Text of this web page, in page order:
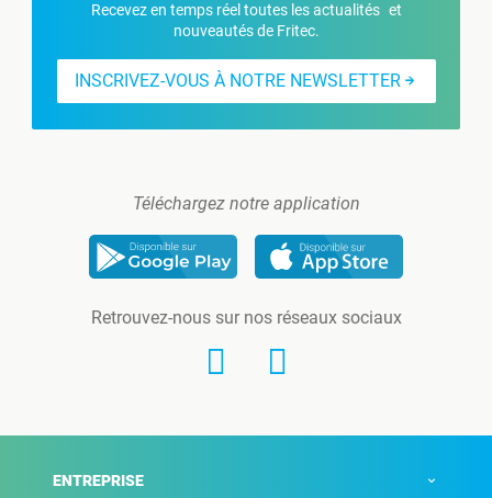
Recevez en temps réel toutes les actualités et
nouveautés de Fritec.
INSCRIVEZ-VOUS À NOTRE NEWSLETTER
Téléchargez notre application
Retrouvez-nous sur nos réseaux sociaux
ENTREPRISE